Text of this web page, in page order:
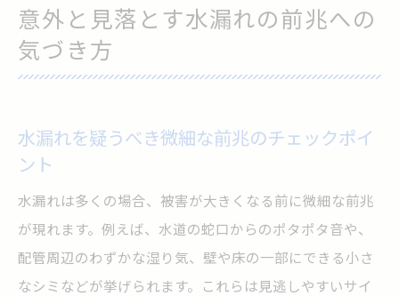
意外と見落とす水漏れの前兆への
気づき方
水漏れを疑うべき微細な前兆のチェックポイ
ント
水漏れは多くの場合、被害が大きくなる前に微細な前兆
が現れます。例えば、水道の蛇口からのポタポタ音や、
配管周辺のわずかな湿り気、壁や床の一部にできる小さ
なシミなどが挙げられます。これらは見逃しやすいサイ